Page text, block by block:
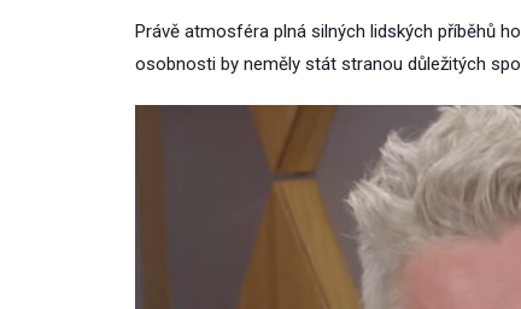
Právě atmosféra plná silných lidských příběhů
osobnosti by neměly stát stranou důležitých